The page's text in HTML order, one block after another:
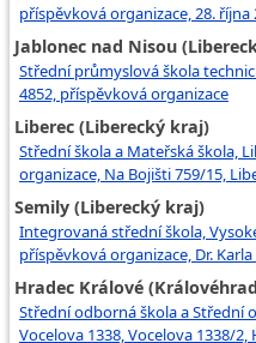
příspěvková organizace, 28. října
Jablonec nad Nisou
Střední průmyslová škola
4852, příspěvková organizace
Liberec (Liberecký kraj)
Střední škola a Mateřská škola,
organizace, Na Bojišti 759/15,
Semily (Liberecký kraj)
Integrovaná střední škola,
příspěvková organizace, Dr.
Hradec Králové
Střední odborná škola a Střední
Vocelova 1338, Vocelova 1338/2,